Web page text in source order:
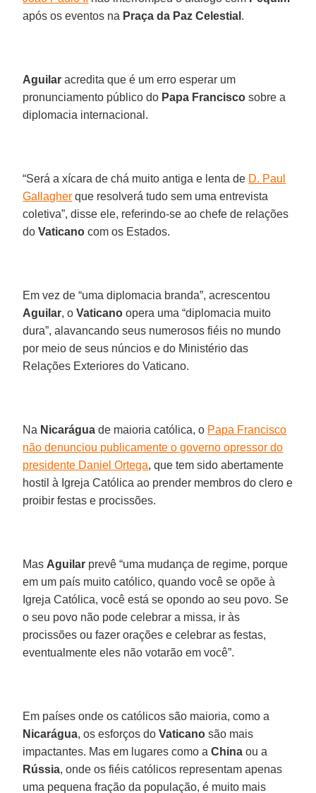
após os eventos na Praça da Paz Celestial .
Aguilar acredita que é um erro esperar um
pronunciamento público do Papa Francisco sobre a
diplomacia internacional.
“Será a xícara de chá muito antiga e lenta de D. Paul
Gallagher que resolverá tudo sem uma entrevista
coletiva”, disse ele, referindo-se ao chefe de relações
doVaticano com os Estados.
Em vez de “uma diplomacia branda”, acrescentou
Aguilar, oVaticano opera uma “diplomacia muito
dura”, alavancando seus numerosos fiéis no mundo
por meio de seus núncios e do Ministério das
Relações Exteriores do Vaticano.
Na Nicarágua de maioria católica, o Papa Francisco
não denunciou publicamente o governo opressor do
presidente Daniel Ortega, que tem sido abertamente
hostil à Igreja Católica ao prender membros do clero e
proibir festas e procissões.
Mas Aguilar prevê “uma mudança de regime, porque
em um país muito católico, quando você se opõe à
Igreja Católica, você está se opondo ao seu povo. Se
o seu povo não pode celebrar a missa, ir às
procissões ou fazer orações e celebrar as festas,
eventualmente eles não votarão em você”.
Em países onde os católicos são maioria, como a
Nicarágua, os esforços doVaticano são mais
impactantes. Mas em lugares como aChina ou a
Rússia, onde os fiéis católicos representam apenas
uma pequena fração da população, é muito mais